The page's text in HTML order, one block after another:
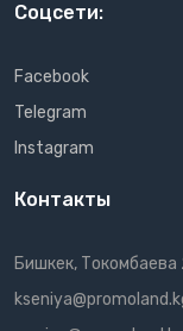
Соцсети:
Facebook
Telegram
Instagram
Контакты
Бишкек, Токомбаева